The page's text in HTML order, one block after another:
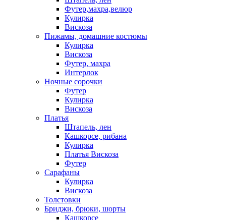
Футер,махра,велюр
Кулирка
Вискоза
Пижамы, домашние костюмы
Кулирка
Вискоза
Футер, махра
Интерлок
Ночные сорочки
Футер
Кулирка
Вискоза
Платья
Штапель, лен
Кашкорсе, рибана
Кулирка
Платья Вискоза
Футер
Сарафаны
Кулирка
Вискоза
Толстовки
Бриджи, брюки, шорты
Кашкорсе